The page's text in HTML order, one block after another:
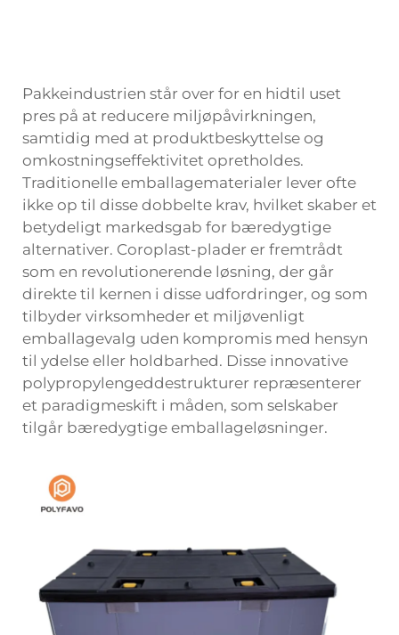
Pakkeindustrien står over for en hidtil uset
pres på at reducere miljøpåvirkningen,
samtidig med at produktbeskyttelse og
omkostningseffektivitet opretholdes.
Traditionelle emballagematerialer lever ofte
ikke op til disse dobbelte krav, hvilket skaber et
betydeligt markedsgab for bæredygtige
alternativer. Coroplast-plader er fremtrådt
som en revolutionerende løsning, der går
direkte til kernen i disse udfordringer, og som
tilbyder virksomheder et miljøvenligt
emballagevalg uden kompromis med hensyn
til ydelse eller holdbarhed. Disse innovative
polypropylengeddestrukturer repræsenterer
et paradigmeskift i måden, som selskaber
tilgår bæredygtige emballageløsninger.